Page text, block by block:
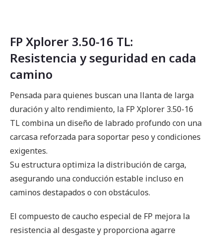
FP Xplorer 3.50-16 TL:
Resistencia y seguridad en cada
camino
Pensada para quienes buscan una llanta de larga
duración y alto rendimiento, la FP Xplorer 3.50-16
TL combina un diseño de labrado profundo con una
carcasa reforzada para soportar peso y condiciones
exigentes.
Su estructura optimiza la distribución de carga,
asegurando una conducción estable incluso en
caminos destapados o con obstáculos.
El compuesto de caucho especial de FP mejora la
resistencia al desgaste y proporciona agarre